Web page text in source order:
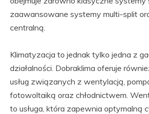
zaawansowane systemy multi-split
centralną.
Klimatyzacja to jednak tylko jedna z
działalności. Dobraklima oferuje
usług związanych z wentylacją,
fotowoltaiką oraz chłodnictwem.
to usługa, która zapewnia optymalną